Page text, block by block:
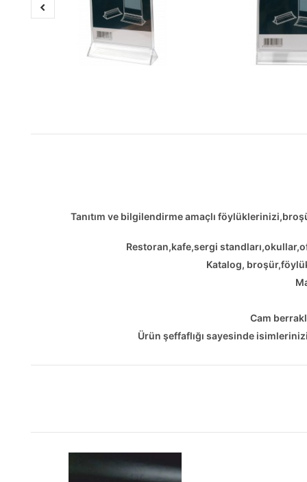
Tanıtım ve bilgilendirme amaçlı
Restoran,kafe,sergi
Katalog,
Cam
Ürün şeffaflığı sayesinde